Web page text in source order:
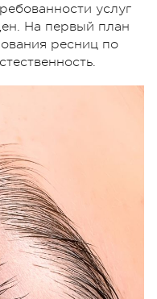
услуг
На первый план
ресниц по